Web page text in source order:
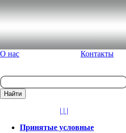
О нас Контакты
| | |
Принятые условные